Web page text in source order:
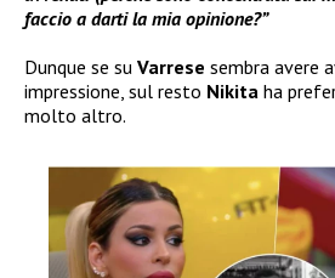
faccio a darti la mia opinione?”
Dunque se su Varrese sembra avere
impressione, sul resto Nikita ha
molto altro.